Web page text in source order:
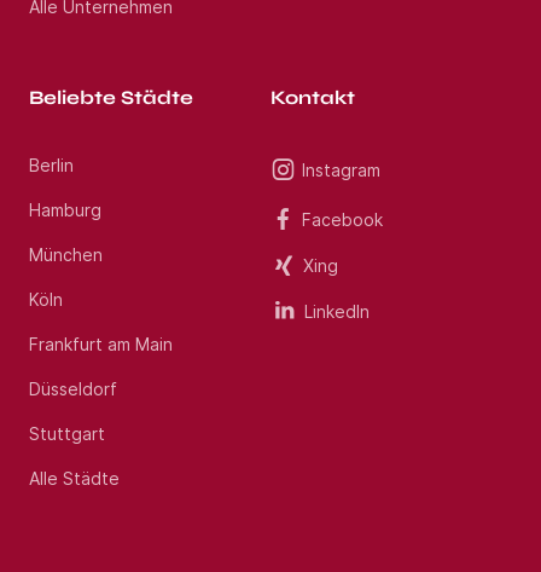
Alle Unternehmen
Beliebte Städte
Berlin
Hamburg
München
Köln
Frankfurt am Main
Düsseldorf
Stuttgart
Alle Städte
Kontakt
Instagram
Facebook
Xing
LinkedIn